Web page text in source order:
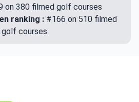
on 380 filmed golf courses
ranking : #166 on 510 filmed
golf courses